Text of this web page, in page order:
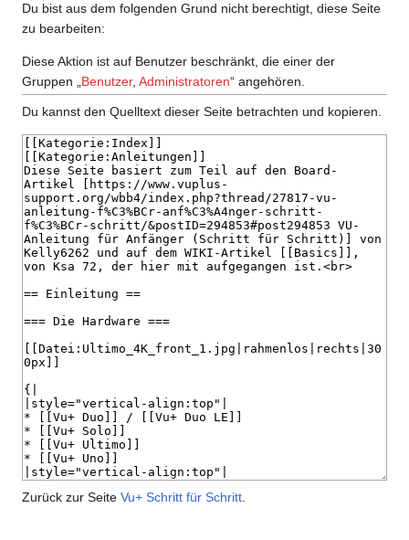
Du bist aus dem folgenden Grund nicht berechtigt, diese Seite
zu bearbeiten:
Diese Aktion ist auf Benutzer beschränkt, die einer der
Gruppen „ Benutzer, Administratoren“ angehören.
Du kannst den Quelltext dieser Seite betrachten und kopieren.
Zurück zur Seite Vu+ Schritt für Schritt.